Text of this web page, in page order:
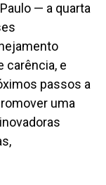
— a quarta
carência, e
passos a
uma